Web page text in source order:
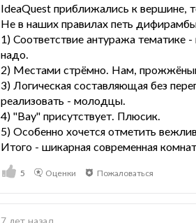
IdeaQuest приближались к вершине,
Не в наших правилах петь
1) Соответствие антуража тематике
надо.
2) Местами стрёмно. Нам, прожжёным
3) Логическая составляющая без
реализовать - молодцы.
4) "Вау" присутствует. Плюсик.
5) Особенно хочется отметить
Итого - шикарная современная
5 Оценки Пожаловаться
7 лет назад